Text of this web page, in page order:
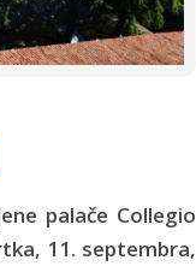
palače Collegio
11. septembra,